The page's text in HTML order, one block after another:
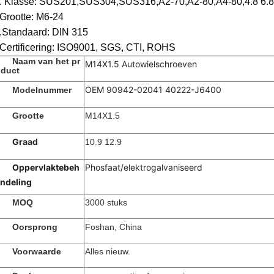
M6-24
DIN 315
ISO9001, SGS, CTI, ROHS
Naam van het pr M14X1.5 Autowielschroeven
Modelnummer OEM 90942-02041 40222-J6400
Grootte M14X1.5
Graad 10.9 12.9
Oppervlaktebeh
Phosfaat/elektrogalvaniseerd
MOQ 3000 stuks
Oorsprong Foshan, China
Voorwaarde Alles nieuw.